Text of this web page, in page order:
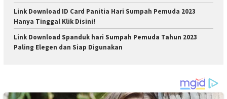
Link Download ID Card Panitia Hari Sumpah Pemuda 2023
Hanya Tinggal Klik Disini!
Link Download Spanduk hari Sumpah Pemuda Tahun 2023
Paling Elegen dan Siap Digunakan